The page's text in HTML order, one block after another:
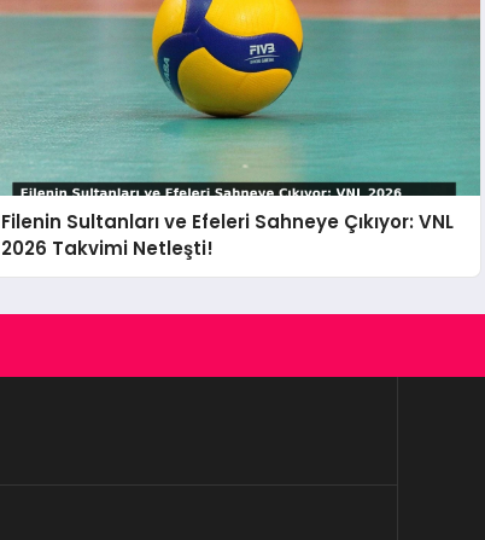
Filenin Sultanları ve Efeleri Sahneye Çıkıyor: VNL
2026 Takvimi Netleşti!